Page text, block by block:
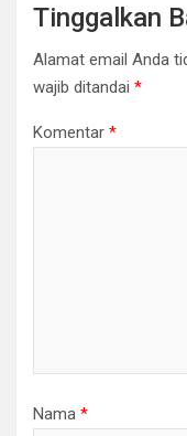
Tinggalkan
Alamat email Anda
wajib ditandai *
Komentar *
Nama *